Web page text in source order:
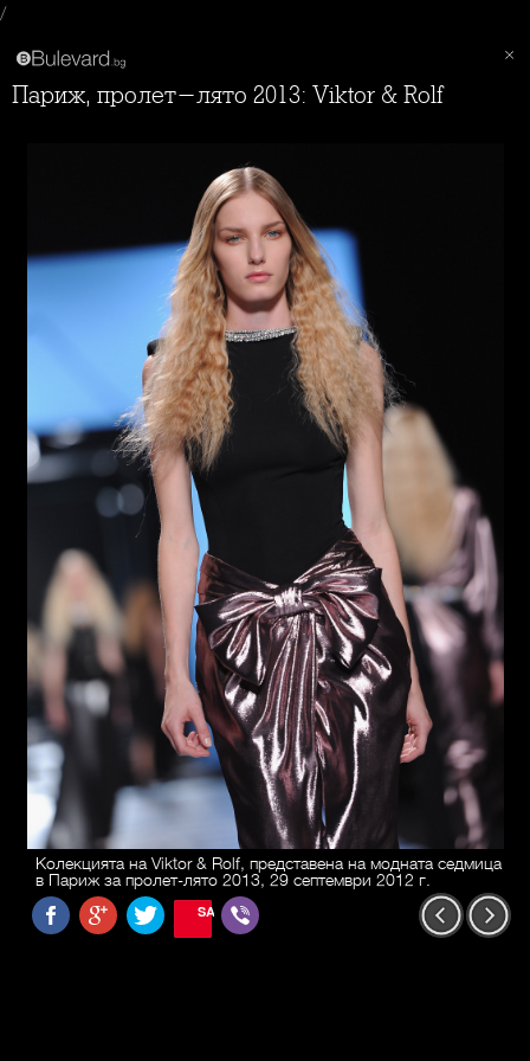
/
Париж, пролет-лято 2013: Viktor & Rolf
Колекцията на Viktor & Rolf, представена на модната седмица
в Париж за пролет-лято 2013, 29 септември 2012 г.
SAVE